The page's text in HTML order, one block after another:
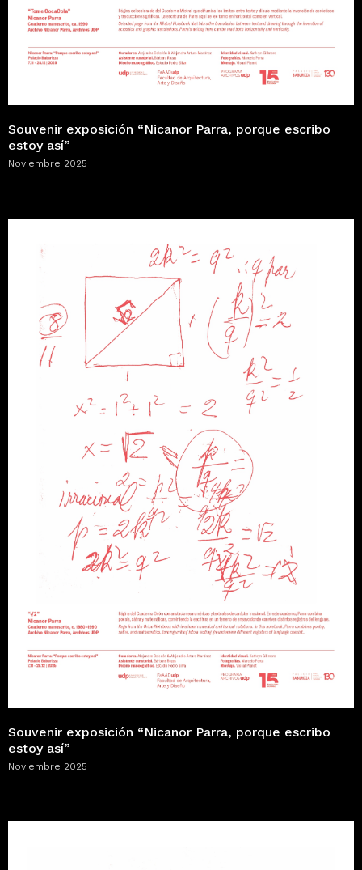
Souvenir exposición “Nicanor Parra, porque escribo
estoy así”
Noviembre 2025
Souvenir exposición “Nicanor Parra, porque escribo
estoy así”
Noviembre 2025